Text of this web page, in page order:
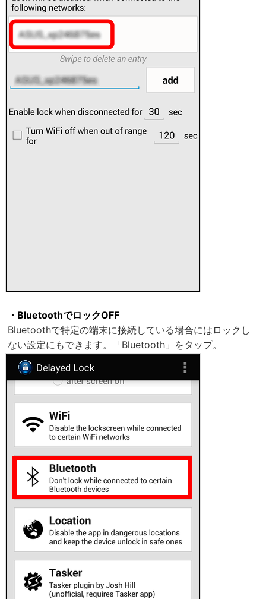
・BluetoothでロックOFF
Bluetoothで特定の端末に接続している場合にはロックし
ない設定にもできます。「Bluetooth」をタップ。